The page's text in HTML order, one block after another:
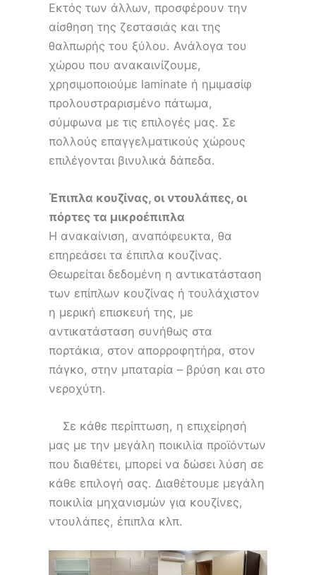
Εκτός των άλλων, προσφέρουν την
αίσθηση της ζεστασιάς και της
θαλπωρής του ξύλου. Ανάλογα του
χώρου που ανακαινίζουμε,
χρησιμοποιούμε laminate ή ημιμασίφ
προλουστραρισμένο πάτωμα,
σύμφωνα με τις επιλογές μας. Σε
πολλούς επαγγελματικούς χώρους
επιλέγονται βινυλικά δάπεδα.
Έπιπλα κουζίνας, οι ντουλάπες, οι
πόρτες τα μικροέπιπλα
Η ανακαίνιση, αναπόφευκτα, θα
επηρεάσει τα έπιπλα κουζίνας.
Θεωρείται δεδομένη η αντικατάσταση
των επίπλων κουζίνας ή τουλάχιστον
η μερική επισκευή της, με
αντικατάσταση συνήθως στα
πορτάκια, στον απορροφητήρα, στον
πάγκο, στην μπαταρία – βρύση και στο
νεροχύτη.
Σε κάθε περίπτωση, η επιχείρησή
μας με την μεγάλη ποικιλία προϊόντων
που διαθέτει, μπορεί να δώσει λύση σε
κάθε επιλογή σας. Διαθέτουμε μεγάλη
ποικιλία μηχανισμών για κουζίνες,
ντουλάπες, έπιπλα κλπ.